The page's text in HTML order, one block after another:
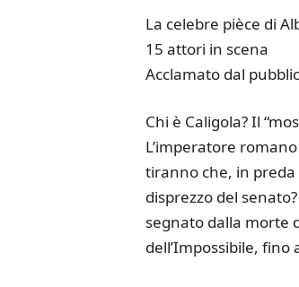
La celebre pièce di
15 attori in scena
Acclamato dal
Chi è Caligola? Il
L’imperatore
tiranno che, in
disprezzo del
segnato dalla morte
dell’Impossibile,